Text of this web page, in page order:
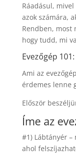
Ráadásul,
azok számára,
Rendben, most
hogy tudd, mi
Evezőgép
Ami az
érdemes lenne
Először
Íme az
#1) Lábtányér –
ahol